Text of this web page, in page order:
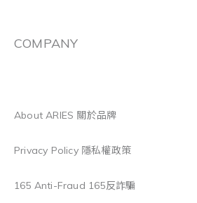
COMPANY
About ARIES 關於品牌
Privacy Policy 隱私權政策
165 Anti-Fraud 165反詐騙